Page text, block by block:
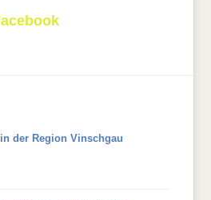
der Region Vinschgau